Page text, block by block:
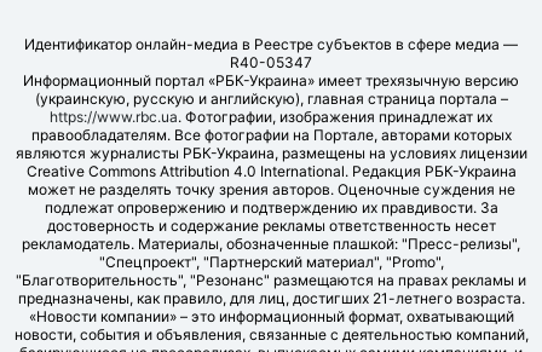
Идентификатор онлайн-медиа в Реестре субъектов в сфере медиа —
R40-05347
Информационный портал «РБК-Украина» имеет трехязычную версию
(украинскую, русскую и английскую), главная страница портала –
https://www.rbc.ua. Фотографии, изображения принадлежат их
правообладателям. Все фотографии на Портале, авторами которых
являются журналисты РБК-Украина, размещены на условиях лицензии
Creative Commons Attribution 4.0 International. Редакция РБК-Украина
может не разделять точку зрения авторов. Оценочные суждения не
подлежат опровержению и подтверждению их правдивости. За
достоверность и содержание рекламы ответственность несет
рекламодатель. Материалы, обозначенные плашкой: "Пресс-релизы",
"Спецпроект", "Партнерский материал", "Promo",
"Благотворительность", "Резонанс" размещаются на правах рекламы и
предназначены, как правило, для лиц, достигших 21-летнего возраста.
«Новости компании» – это информационный формат, охватывающий
новости, события и объявления, связанные с деятельностью компаний,